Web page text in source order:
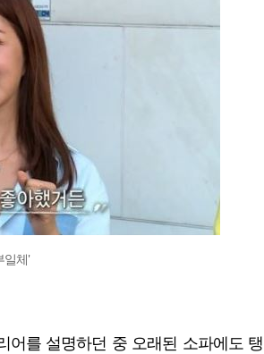
일체'
어를 설명하던 중 오래된 소파에도 탱